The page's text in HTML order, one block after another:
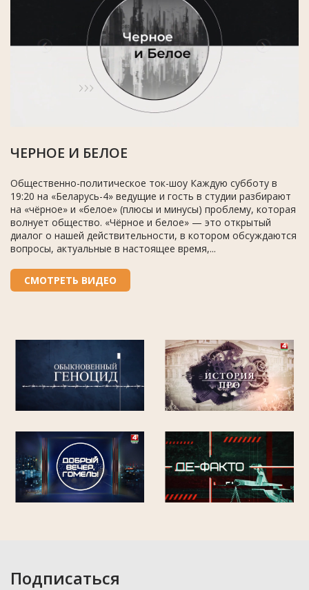
ЧЕРНОЕ И БЕЛОЕ
Общественно-политическое ток-шоу Каждую субботу в
19:20 на «Беларусь-4» ведущие и гость в студии разбирают
на «чёрное» и «белое» (плюсы и минусы) проблему, которая
волнует общество. «Чёрное и белое» — это открытый
диалог о нашей действительности, в котором обсуждаются
вопросы, актуальные в настоящее время,...
СМОТРЕТЬ ВИДЕО
Подписаться